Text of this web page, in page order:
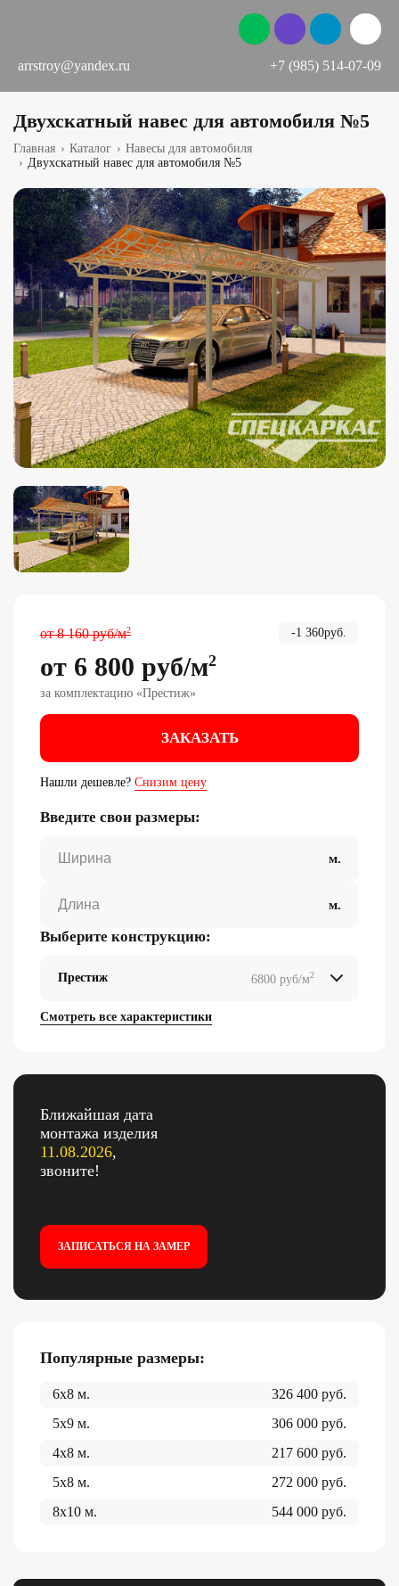
arrstroy@yandex.ru +7 (985) 514-07-09
Двухскатный навес для автомобиля №5
Главная › Каталог › Навесы для автомобиля
› Двухскатный навес для автомобиля №5
Ближайшая дата
монтажа изделия
11.08.2026,
звоните!
ЗАПИСАТЬСЯ НА ЗАМЕР
Популярные размеры:
6x8 м. 326 400 руб.
5x9 м. 306 000 руб.
4x8 м. 217 600 руб.
5x8 м. 272 000 руб.
8x10 м. 544 000 руб.
от8 160 руб/м2 -1 360руб.
от 6 800 руб/м2
за комплектацию «Престиж»
ЗАКАЗАТЬ
Нашли дешевле? Снизим цену
Введите свои размеры:
Выберите конструкцию:
Престиж 6800 руб/м2
Смотреть все характеристики